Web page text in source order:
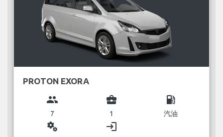
PROTON EXORA
group
7
business_center
1
local_gas_station
汽油
miscellaneous_services login